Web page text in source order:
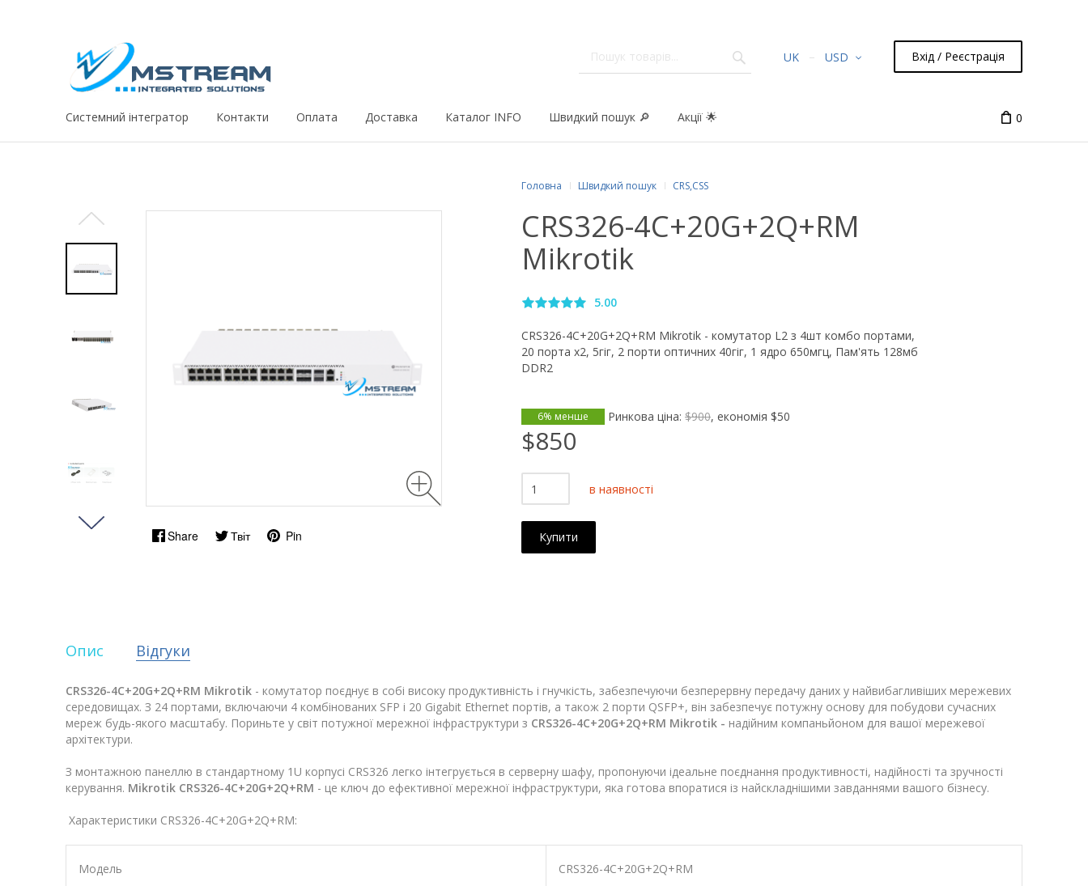
UK USD Вхід / Реєстрація
Системний iнтегратор Контакти Оплата Доставка Каталог INFO Швидкий пошук 🔎 Акції 🌟 0
Share Твіт Pin
Головна Швидкий пошук CRS,CSS
CRS326-4C+20G+2Q+RM
Mikrotik
5.00
CRS326-4C+20G+2Q+RM Mikrotik - комутатор L2 з 4шт комбо портами,
20 порта х2, 5гіг, 2 порти оптичних 40гіг, 1 ядро ​​650мгц, Пам'ять 128мб
DDR2
6% менше Ринкова ціна: $900, економія $50
$850
в наявності
Купити
Опис Відгуки
CRS326-4C+20G+2Q+RM Mikrotik - комутатор поєднує в собі високу продуктивність і гнучкість, забезпечуючи безперервну передачу даних у найвибагливіших мережевих
середовищах. З 24 портами, включаючи 4 комбінованих SFP і 20 Gigabit Ethernet портів, а також 2 порти QSFP+, він забезпечує потужну основу для побудови сучасних
мереж будь-якого масштабу. Пориньте у світ потужної мережної інфраструктури з CRS326-4C+20G+2Q+RM Mikrotik - надійним компаньйоном для вашої мережевої
архітектури.
З монтажною панеллю в стандартному 1U корпусі CRS326 легко інтегрується в серверну шафу, пропонуючи ідеальне поєднання продуктивності, надійності та зручності
керування. Mikrotik CRS326-4C+20G+2Q+RM - це ключ до ефективної мережної інфраструктури, яка готова впоратися із найскладнішими завданнями вашого бізнесу.
Характеристики CRS326-4C+20G+2Q+RM:
Модель CRS326-4C+20G+2Q+RM